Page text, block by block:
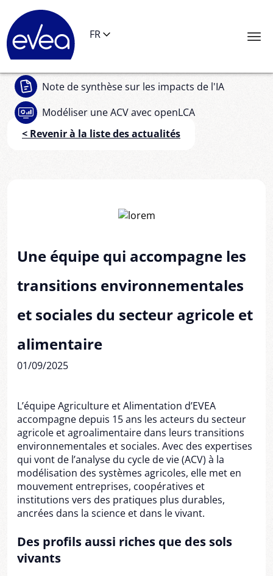
FR
Note de synthèsesur les impacts de l'IA
Modéliser une ACVavec openLCA
< Revenir à la liste des actualités
Une équipe qui accompagne les
transitions environnementales
et sociales du secteur agricole et
alimentaire
01/09/2025
L’équipe Agriculture et Alimentation d’EVEA
accompagne depuis 15 ans les acteurs du secteur
agricole et agroalimentaire dans leurs transitions
environnementales et sociales. Avec des expertises
qui vont de l’analyse du cycle de vie (ACV) à la
modélisation des systèmes agricoles, elle met en
mouvement entreprises, coopératives et
institutions vers des pratiques plus durables,
ancrées dans la science et dans le vivant.
Des profils aussi riches que des sols
vivants
Panneau de gestion des cookies